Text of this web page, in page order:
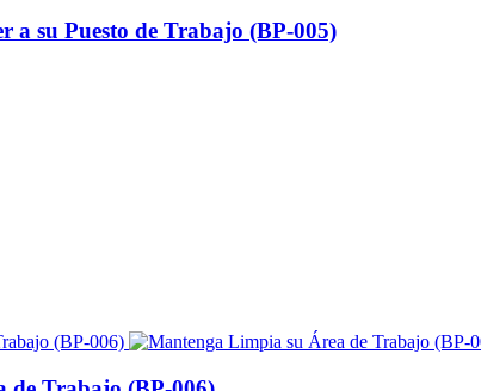
a su Puesto de Trabajo (BP-005)